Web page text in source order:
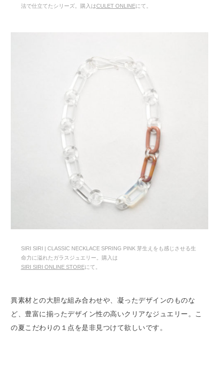
法で仕立てたシリーズ。購入はCULET ONLINEにて。
SIRI SIRI | CLASSIC NECKLACE SPRING PINK 芽生えをも感じさせる生
命力に溢れたガラスジュエリー。購入は
SIRI SIRI ONLINE STOREにて。
異素材との大胆な組み合わせや、凝ったデザインのものな
ど、豊富に揃ったデザイン性の高いクリアなジュエリー。こ
の夏こだわりの１点を是非見つけて欲しいです。